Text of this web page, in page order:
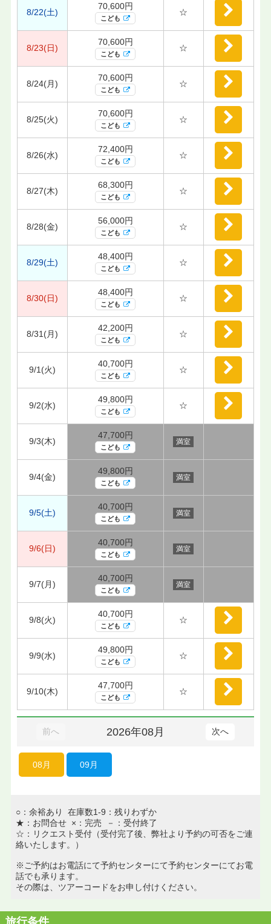
8/22(土)
70,600円
こども
☆
8/23(日)
70,600円
こども
☆
8/24(月)
70,600円
こども
☆
8/25(火)
70,600円
こども
☆
8/26(水)
72,400円
こども
☆
8/27(木)
68,300円
こども
☆
8/28(金)
56,000円
こども
☆
8/29(土)
48,400円
こども
☆
8/30(日)
48,400円
こども
☆
8/31(月)
42,200円
こども
☆
9/1(火)
40,700円
こども
☆
9/2(水)
49,800円
こども
☆
9/3(木)
47,700円
こども
満室
9/4(金)
49,800円
こども
満室
9/5(土)
40,700円
こども
満室
9/6(日)
40,700円
こども
満室
9/7(月)
40,700円
こども
満室
9/8(火)
40,700円
こども
☆
9/9(水)
49,800円
こども
☆
9/10(木)
47,700円
こども
☆
前へ 2026年08月 次へ
08月 09月
○：余裕あり 在庫数1-9：残りわずか
★：お問合せ ×：完売 －：受付終了
☆：リクエスト受付（受付完了後、弊社より予約の可否をご連
絡いたします。）
※ご予約はお電話にて予約センターにて予約センターにてお電
話でも承ります。
その際は、ツアーコードをお申し付けください。
旅行条件